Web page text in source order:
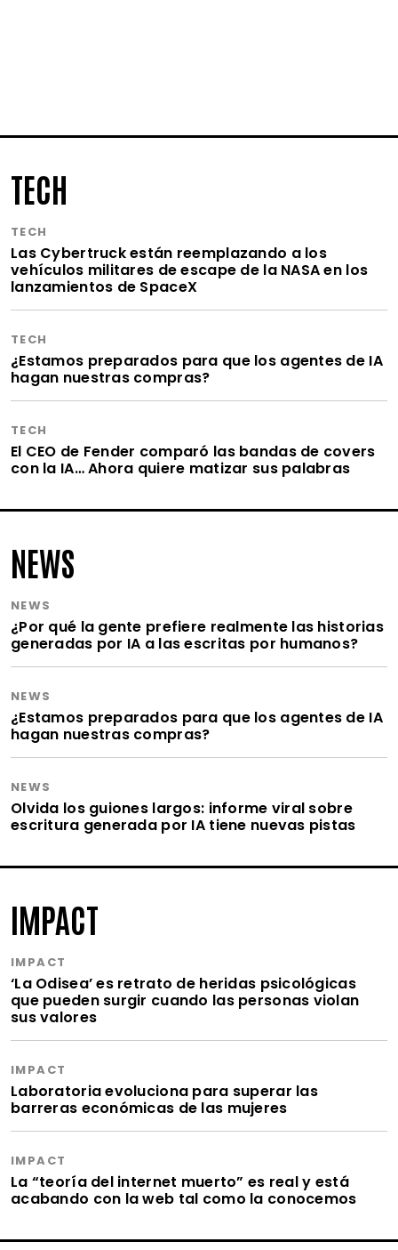
TECH
TECH
Las Cybertruck están reemplazando a los
vehículos militares de escape de la NASA en los
lanzamientos de SpaceX
TECH
¿Estamos preparados para que los agentes de IA
hagan nuestras compras?
TECH
El CEO de Fender comparó las bandas de covers
con la IA… Ahora quiere matizar sus palabras
NEWS
NEWS
¿Por qué la gente prefiere realmente las historias
generadas por IA a las escritas por humanos?
NEWS
¿Estamos preparados para que los agentes de IA
hagan nuestras compras?
NEWS
Olvida los guiones largos: informe viral sobre
escritura generada por IA tiene nuevas pistas
IMPACT
IMPACT
‘La Odisea’ es retrato de heridas psicológicas
que pueden surgir cuando las personas violan
sus valores
IMPACT
Laboratoria evoluciona para superar las
barreras económicas de las mujeres
IMPACT
La “teoría del internet muerto” es real y está
acabando con la web tal como la conocemos